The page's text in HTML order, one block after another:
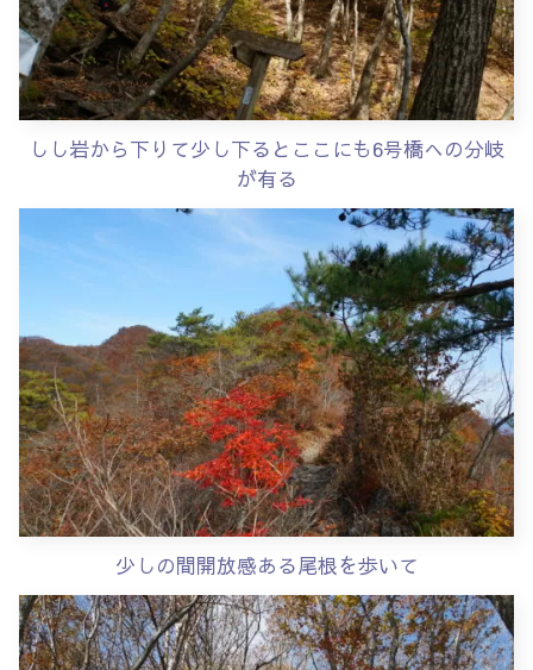
しし岩から下りて少し下るとここにも6号橋への分岐
が有る
少しの間開放感ある尾根を歩いて